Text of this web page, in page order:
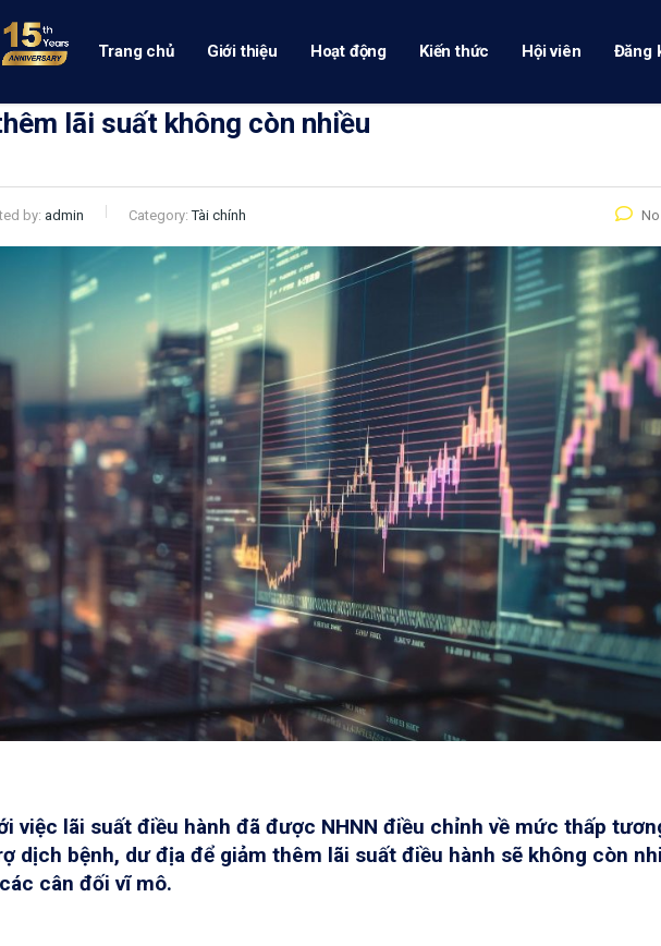
Trang chủ Giới thiệu Hoạt động Kiến thức Hội viên Đăng
lãi suất không còn nhiều
by: admin Category:Tài chính
việc lãi suất điều hành đã được NHNN điều chỉnh về mức thấp
dịch bệnh, dư địa để giảm thêm lãi suất điều hành sẽ không còn
cân đối vĩ mô.